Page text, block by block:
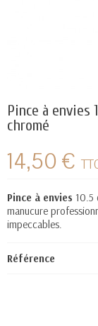
Pince à envies
chromé
14,50 €
Pince à envies 10.5
manucure
impeccables.
Référence